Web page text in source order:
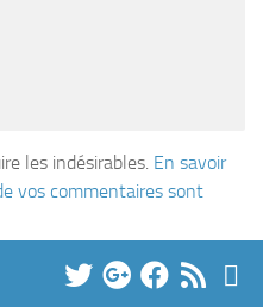
les indésirables. En savoir
vos commentaires sont